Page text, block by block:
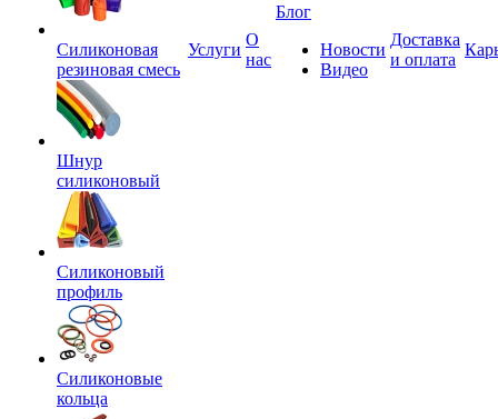
Силиконовая
резиновая смесь
Шнур
силиконовый
Силиконовый
профиль
Силиконовые
кольца
Услуги
О
нас
Блог
Новости
Видео
Доставка
и оплата